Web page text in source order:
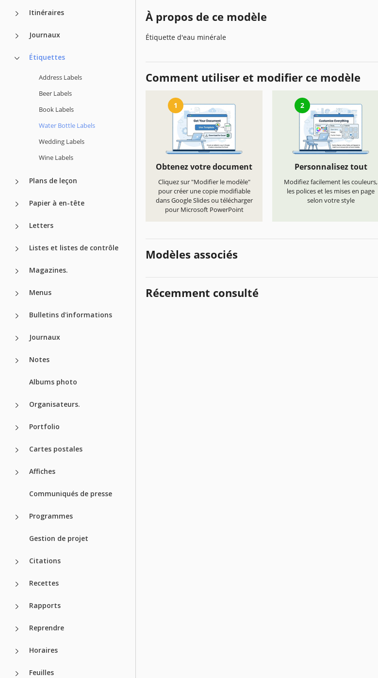
Itinéraires
Journaux
Étiquettes
Address Labels
Beer Labels
Book Labels
Water Bottle Labels
Wedding Labels
Wine Labels
Plans de leçon
Papier à en-tête
Letters
Listes et listes de contrôle
Magazines.
Menus
Bulletins d'informations
Journaux
Notes
Albums photo
Organisateurs.
Portfolio
Cartes postales
Affiches
Communiqués de presse
Programmes
Gestion de projet
Citations
Recettes
Rapports
Reprendre
Horaires
Feuilles
À propos de ce modèle
Étiquette d'eau minérale
Comment utiliser et modifier ce modèle
1
Obtenez votre document
Cliquez sur "Modifier le modèle"
pour créer une copie modifiable
dans Google Slides ou télécharger
pour Microsoft PowerPoint
2
Personnalisez tout
Modifiez facilement les couleurs,
les polices et les mises en page
selon votre style
Modèles associés
Récemment consulté